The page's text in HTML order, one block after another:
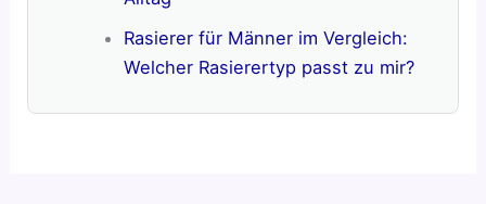
Rasierer für Männer im Vergleich:
Welcher Rasierertyp passt zu mir?